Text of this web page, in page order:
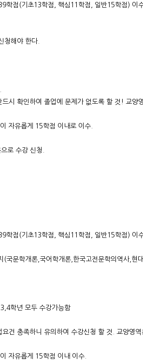
학점(기초13학점, 핵심11학점, 일반15학점) 이
청해야 한다.
시 확인하여 졸업에 문제가 없도록 할 것! 교양
자유롭게 15학점 이내로 이수.
로 수강 신청.
학점(기초13학점, 핵심11학점, 일반15학점) 이
문학개론,국어학개론,한국고전문학의역사,
학년 모두 수강가능함
건 충족하니 유의하여 수강신청 할 것. 교양영
자유롭게 15학점 이내 이수.